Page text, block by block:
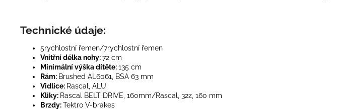
Technické údaje:
5rychlostní řemen/7rychlostní řemen
Vnitřní délka nohy:72 cm
Minimální výška dítěte:135 cm
Rám: Brushed AL6061, BSA 63 mm
Vidlice: Rascal, ALU
Kliky: Rascal BELT DRIVE, 160mm/Rascal, 32z, 160 mm
Brzdy:Tektro V-brakes